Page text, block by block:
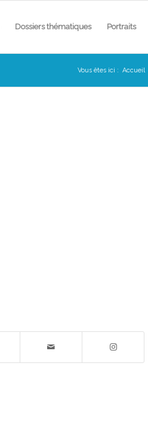
Dossiers thématiques Portraits
Vous êtes ici : Accueil